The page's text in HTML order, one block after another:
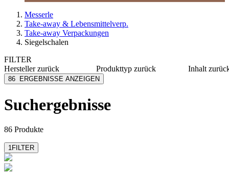
Messerle
Take-away & Lebensmittelverp.
Take-away Verpackungen
Siegelschalen
FILTER
Herstellerzurück
Biopap
Compac CP
Duni eco echo
mehr anzeigen
Produkttyp zurück
Tray
Inhalt
86 ERGEBNISSE ANZEIGEN
Suchergebnisse
86 Produkte
1FILTER